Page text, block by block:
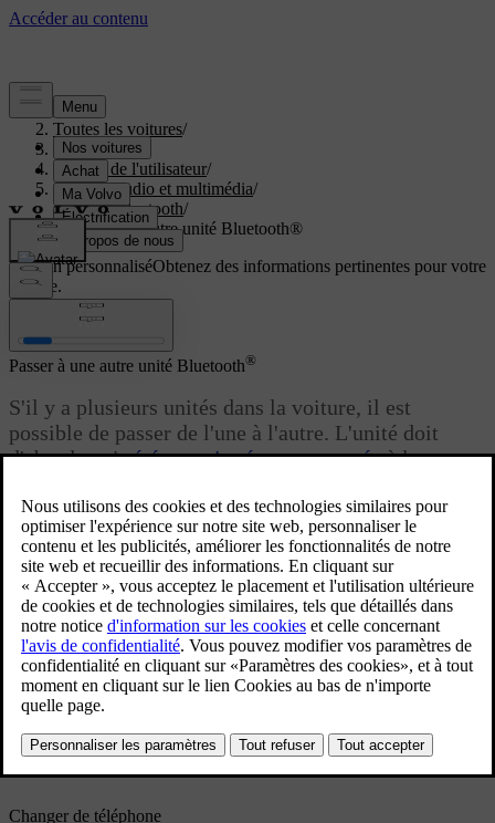
Aide/
Toutes les voitures/
V40 2019/
Manuel de l'utilisateur/
Système audio et multimédia/
Média Bluetooth/
Passer à une autre unité Bluetooth®
Soutien personnaliséObtenez des informations pertinentes pour votre
voiture.
Connexion
Mis à jour 08/06/2023
Passer à une autre unité Bluetooth®
S'il y a plusieurs unités dans la voiture, il est
possible de passer de l'une à l'autre. L'unité doit
d'abord avoirété enregistrée et connectéeà la
Changer d'unité multimédia
Vérifiez que la fonction Bluetooth®de l'unité externe est activée.
Référez-vous au manuel de l'unité externe.
Dans la vue normale de la source multimédia Bluetooth®,
appuyez surOK/MENUet sélectionnezChanger d'appareil
La voiture recherche les unités précédemment connectées. Les
unités externes détectées s'affichent avec leur nom Bluetooth
l'écran.
Choisissez l'unité à connecter.
Changer de téléphone